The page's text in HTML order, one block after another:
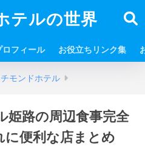
テルの世界
ロフィール お役立ちリンク集
チモンドホテル
姫路の周辺食事完全
に便利な店まとめ